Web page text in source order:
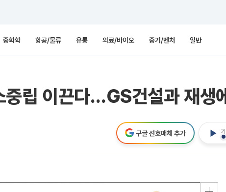
중화학 항공/물류 유통 의료/바이오 중기/벤처 일반
중립 이끈다…GS건설과 재생
구글 선호매체 추가